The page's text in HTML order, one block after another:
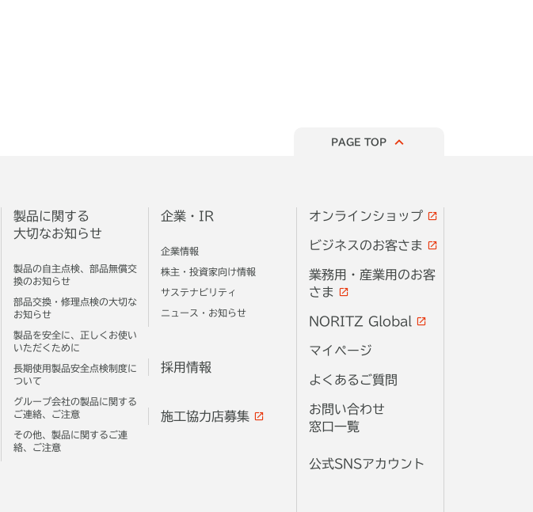
PAGE TOP
製品に関する
大切なお知らせ
製品の自主点検、部品無償交
換のお知らせ
部品交換・修理点検の大切な
お知らせ
製品を安全に、正しくお使い
いただくために
長期使用製品安全点検制度に
ついて
グループ会社の製品に関する
ご連絡、ご注意
その他、製品に関するご連
絡、ご注意
企業・IR
企業情報
株主・投資家向け情報
サステナビリティ
ニュース・お知らせ
採用情報
施工協力店募集
オンラインショップ
ビジネスのお客さま
業務用・産業用のお客
さま
NORITZ Global
マイページ
よくあるご質問
お問い合わせ
窓口一覧
公式SNSアカウント